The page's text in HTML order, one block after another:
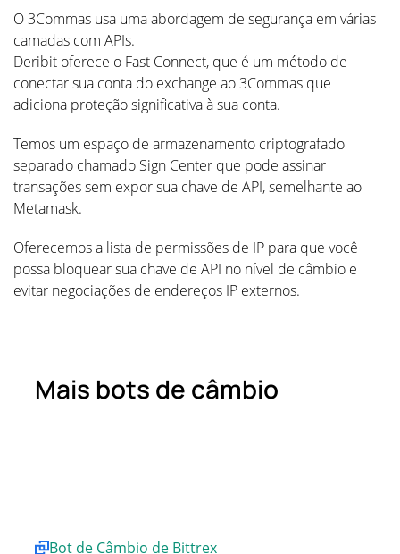
O 3Commas usa uma abordagem de segurança em várias
camadas com APIs.
Deribit oferece o Fast Connect, que é um método de
conectar sua conta do exchange ao 3Commas que
adiciona proteção significativa à sua conta.
Temos um espaço de armazenamento criptografado
separado chamado Sign Center que pode assinar
transações sem expor sua chave de API, semelhante ao
Metamask.
Oferecemos a lista de permissões de IP para que você
possa bloquear sua chave de API no nível de câmbio e
evitar negociações de endereços IP externos.
Mais bots de câmbio
Bot de Câmbio de Bittrex